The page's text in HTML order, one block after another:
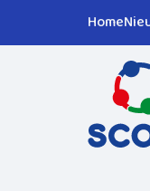
Home